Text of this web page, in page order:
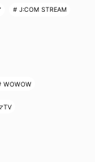
J:COM STREAM
WOWOW
TV